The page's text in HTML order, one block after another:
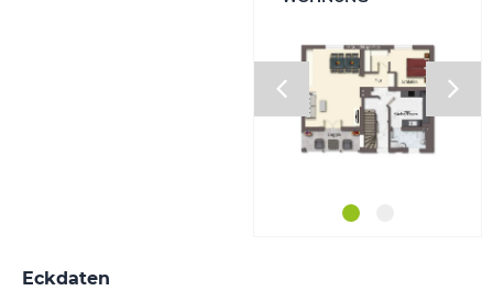
Eckdaten